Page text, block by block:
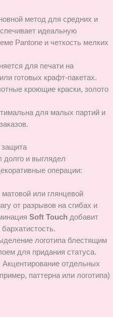
метод для средних и
идеальную
Pantone и четкость мелких
для печати на
готовых крафт-пакетах.
кроющие краски, золото
для малых партий и
защита
и выглядел
операции:
или глянцевой
от разрывов на сгибах и
Soft Touchдобавит
логотипа блестящим
для придания статуса.
Акцентирование отдельных
паттерна или логотипа)